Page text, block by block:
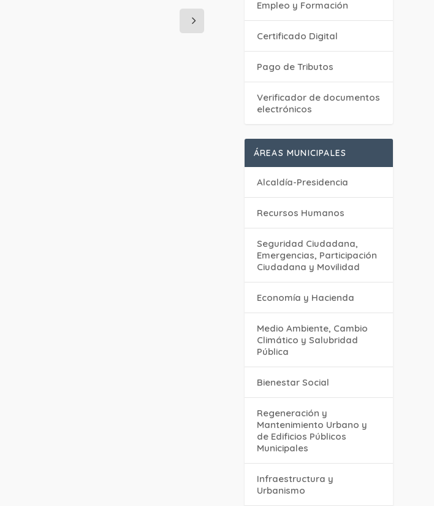
Empleo y Formación
Certificado Digital
Pago de Tributos
Verificador de documentos
electrónicos
ÁREAS MUNICIPALES
Alcaldía-Presidencia
Recursos Humanos
Seguridad Ciudadana,
Emergencias, Participación
Ciudadana y Movilidad
Economía y Hacienda
Medio Ambiente, Cambio
Climático y Salubridad
Pública
Bienestar Social
Regeneración y
Mantenimiento Urbano y
de Edificios Públicos
Municipales
Infraestructura y
Urbanismo